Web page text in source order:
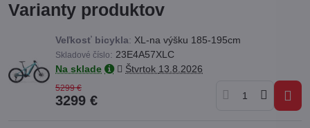
Varianty produktov
Veľkosť bicykla: XL-na výšku 185-195cm
Skladové číslo: 23E4A57XLC
Na sklade
Štvrtok 13.8.2026
5299 €
3299 €